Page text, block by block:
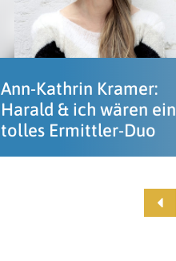
Ann-Kathrin Kramer:
Harald & ich wären ein
tolles Ermittler-Duo